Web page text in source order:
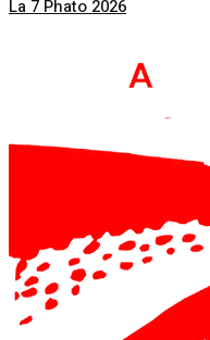
La 7 Phato 2026